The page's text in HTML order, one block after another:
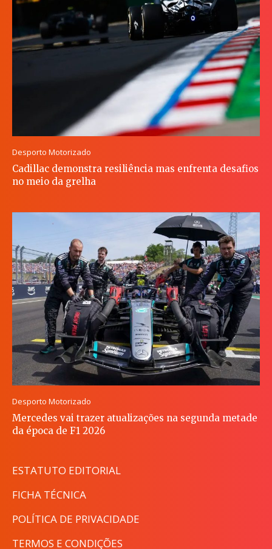
Desporto Motorizado
Cadillac demonstra resiliência mas enfrenta desafios
no meio da grelha
Desporto Motorizado
Mercedes vai trazer atualizações na segunda metade
da época de F1 2026
ESTATUTO EDITORIAL
FICHA TÉCNICA
POLÍTICA DE PRIVACIDADE
TERMOS E CONDIÇÕES